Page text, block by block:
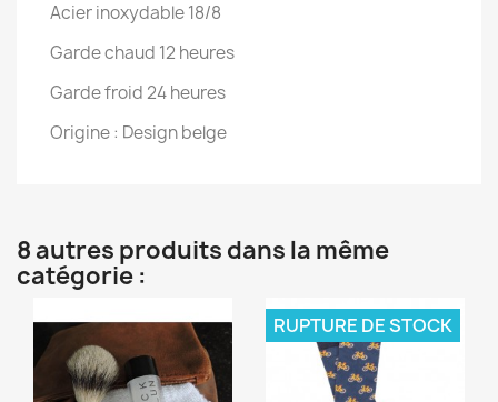
Acier inoxydable 18/8
Garde chaud 12 heures
Garde froid 24 heures
Origine : Design belge
8 autres produits dans la même
catégorie :
RUPTURE DE STOCK